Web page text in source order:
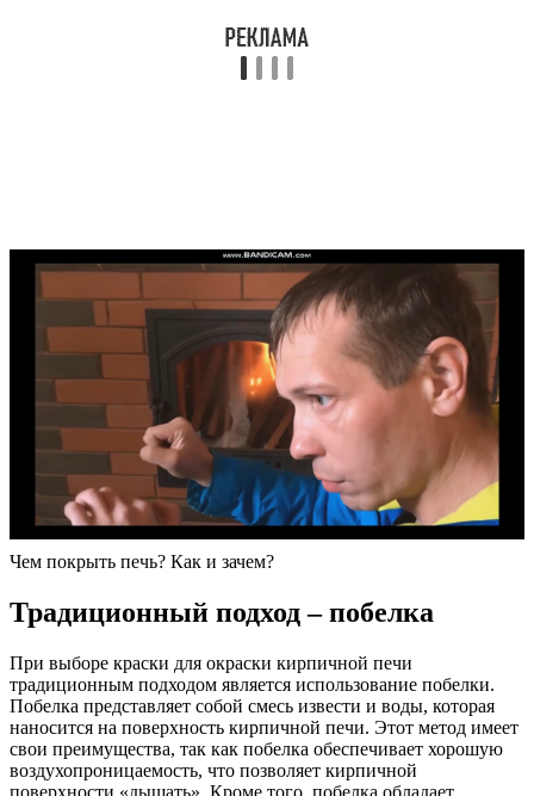
Чем покрыть печь? Как и зачем?
Традиционный подход – побелка
При выборе краски для окраски кирпичной печи
традиционным подходом является использование побелки.
Побелка представляет собой смесь извести и воды, которая
наносится на поверхность кирпичной печи. Этот метод имеет
свои преимущества, так как побелка обеспечивает хорошую
воздухопроницаемость, что позволяет кирпичной
поверхности «дышать». Кроме того, побелка обладает